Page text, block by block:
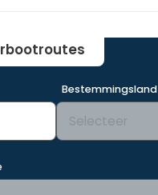
Bestemmingsland